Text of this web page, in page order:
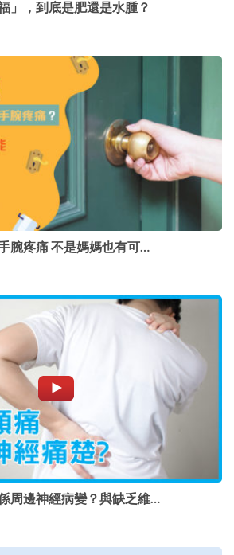
」，到底是肥還是水腫？
腕疼痛 不是媽媽也有可…
周邊神經病變？與缺乏維…